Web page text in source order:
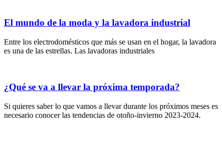
El mundo de la moda y la lavadora industrial
Entre los electrodomésticos que más se usan en el hogar, la lavadora
es una de las estrellas. Las lavadoras industriales
¿Qué se va a llevar la próxima temporada?
Si quieres saber lo que vamos a llevar durante los próximos meses es
necesario conocer las tendencias de otoño-invierno 2023-2024.